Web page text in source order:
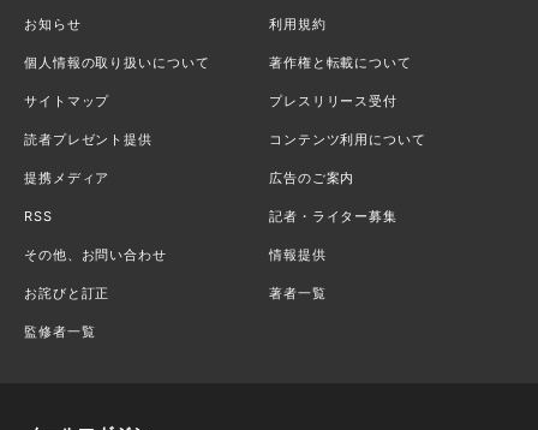
お知らせ 利用規約
個人情報の取り扱いについて 著作権と転載について
サイトマップ プレスリリース受付
読者プレゼント提供 コンテンツ利用について
提携メディア 広告のご案内
RSS 記者・ライター募集
その他、お問い合わせ 情報提供
お詫びと訂正 著者一覧
監修者一覧